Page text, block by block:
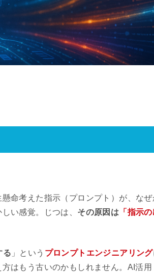
命考えた指示（プロンプト）が、なぜ
い感覚。じつは、 その原因は 「指示
る 」という プロンプトエンジニアリング
はもう古いのかもしれません。AI活用